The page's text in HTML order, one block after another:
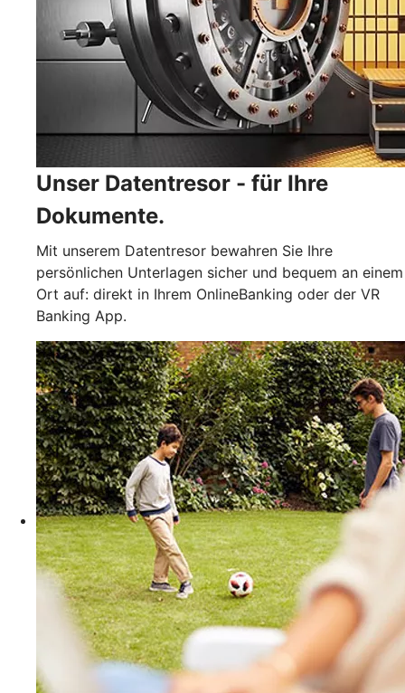
Unser Datentresor - für Ihre
Dokumente.
Mit unserem Datentresor bewahren Sie Ihre
persönlichen Unterlagen sicher und bequem an einem
Ort auf: direkt in Ihrem OnlineBanking oder der VR
Banking App.